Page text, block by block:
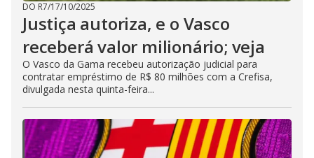
DO R7/17/10/2025
Justiça autoriza, e o Vasco
receberá valor milionário; veja
O Vasco da Gama recebeu autorização judicial para
contratar empréstimo de R$ 80 milhões com a Crefisa,
divulgada nesta quinta-feira...